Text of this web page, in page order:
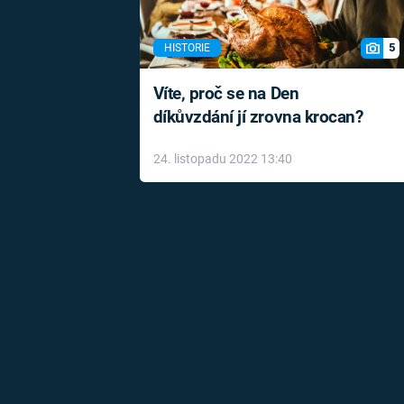
HISTORIE 5
Víte, proč se na Den
díkůvzdání jí zrovna krocan?
24. listopadu 2022 13:40